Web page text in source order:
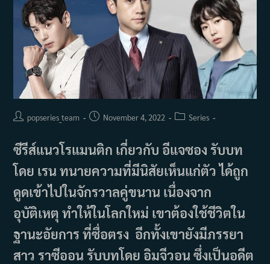
(2019)
Postpopseries_team
PostNovember 4, 2022
PostSeries
ซีรีส์แนวโรแมนติก เกี่ยวกับ อีแจซอง รับบท
โดย เรน ทนายความที่มีนิสัยเห็นแก่ตัว ได้ถูก
ดูดเข้าไปในจักรวาลคู่ขนาน เนื่องจาก
อุบัติเหตุ ทำให้ในโลกใหม่ เขาต้องใช้ชีวิตใน
ฐานะอัยการ ที่ซื่อตรง อีกทั้งเขายังมีภรรยา
สาว ราซีออน รับบทโดย อิมจีวอน ซึ่งเป็นอดีต